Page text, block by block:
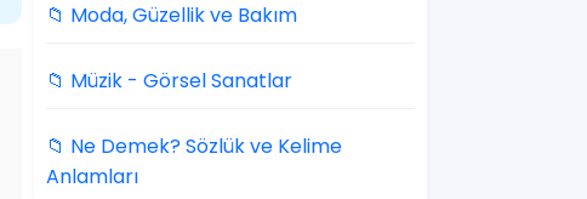
📁 Moda, Güzellik ve Bakım
📁 Müzik - Görsel Sanatlar
📁 Ne Demek? Sözlük ve Kelime
Anlamları